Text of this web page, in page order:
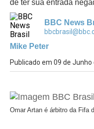
de ter sua entrada
BBC News
Mike Peter
Publicado em 09 de Junho
Omar Artan é árbitro da Fifa